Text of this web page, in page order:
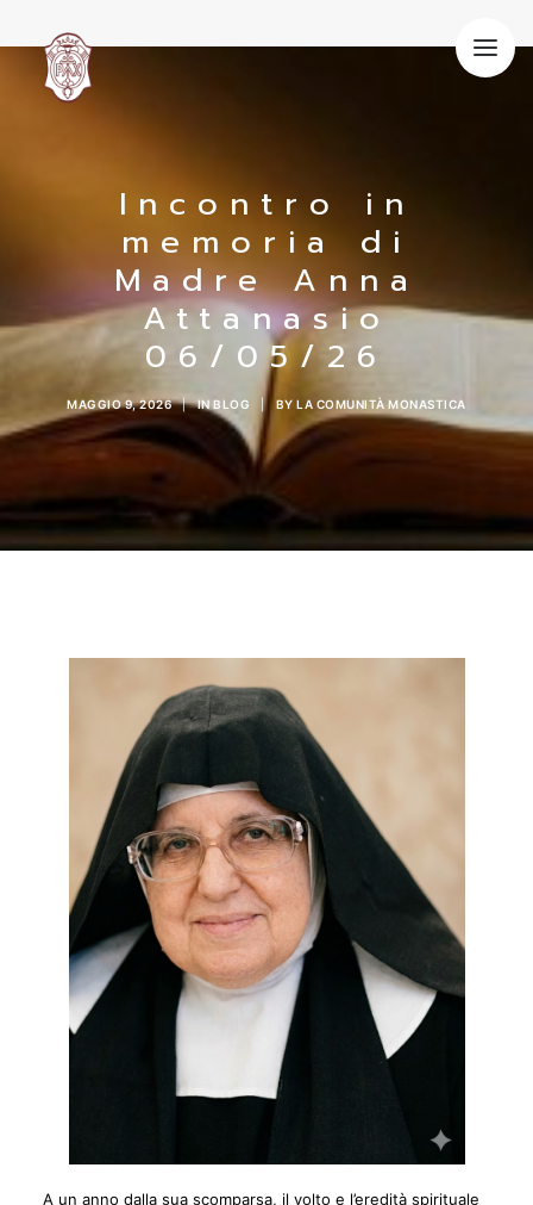
HOME
LA NOSTRA VITA
CONTATTI
Incontro in
memoria di
Madre Anna
Attanasio
06/05/26
MAGGIO 9, 2026 | INBLOG | BYLA COMUNITÀ MONASTICA
A un anno dalla sua scomparsa, il volto e l’eredità spirituale